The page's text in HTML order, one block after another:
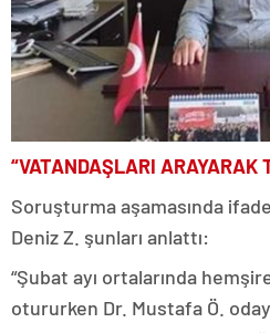
“VATANDAŞLARI ARAYARAK
Soruşturma aşamasında
Deniz Z. şunları anlattı:
“Şubat ayı ortalarında
otururken Dr. Mustafa Ö.